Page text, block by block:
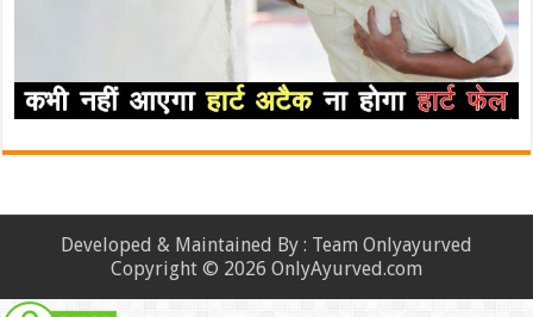
Developed & Maintained By : Team Onlyayurved
Copyright © 2026 OnlyAyurved.com